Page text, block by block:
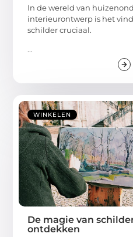
In de wereld van
interieurontwerp is het
schilder cruciaal.
...
WINKELEN
De magie van
ontdekken